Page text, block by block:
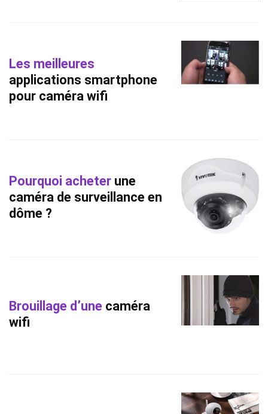
Les meilleures
applications smartphone
pour caméra wifi
Pourquoi acheter une
caméra de surveillance en
dôme ?
Brouillage d’une caméra
wifi